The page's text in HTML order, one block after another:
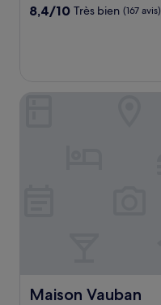
8.4
8,4/10 Très bien (167 avis)
Maison Vauban
Maison Vauban